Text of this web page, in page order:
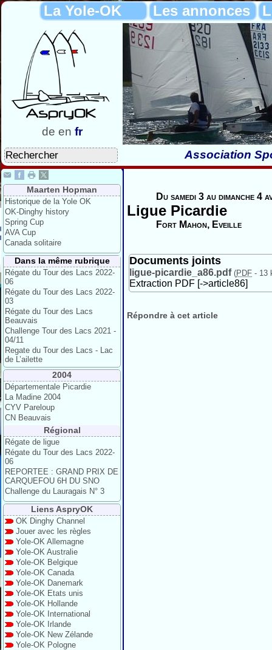
La Yole-OK Les annonces
de en fr
Association
Maarten Hopman
Historique de la Yole OK
OK-Dinghy history
Spring Cup
AVA Cup
Canada solitaire
Dans la même rubrique
Régate du Tour des Lacs 2022-
06
Régate du Tour des Lacs 2022-
03
Régate du Tour des Lacs
Beauvais
Challenge Tour des Lacs 2021 -
04/11
Regate du Tour des Lacs - Lac
de L’ailette
2004
Départementale Picardie
La Madine 2004
CYV Pareloup
CN Beauvais
Régional
Régate de ligue
Régate du Tour des Lacs 2022-
06
REPORTEE : GRAND PRIX DE
CARQUEFOU 6H DU SNO
Challenge du Lauragais N° 3
Liens AspryOK
OK Dinghy Channel
Jouer avec les règles
Yole-OK Allemagne
Yole-OK Australie
Yole-OK Belgique
Yole-OK Canada
Yole-OK Danemark
Yole-OK Etats unis
Yole-OK Hollande
Yole-OK International
Yole-OK Irlande
Yole-OK New Zélande
Yole-OK Pologne
Du samedi 3 au dimanche 4
Ligue Picardie
Fort Mahon, Eveille
Documents joints
ligue-picardie_a86.pdf (PDF - 13
Extraction PDF [->article86]
Répondre à cet article